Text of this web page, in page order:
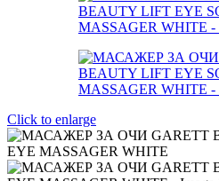
Click to enlarge